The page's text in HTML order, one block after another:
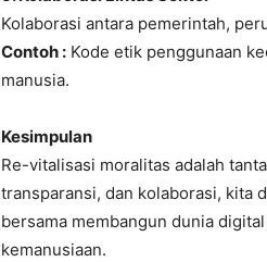
Kolaborasi antara pemerintah,
Contoh : Kode etik penggunaan
manusia.
Kesimpulan
Re-vitalisasi moralitas adalah
transparansi, dan kolaborasi, kita
bersama membangun dunia
kemanusiaan.